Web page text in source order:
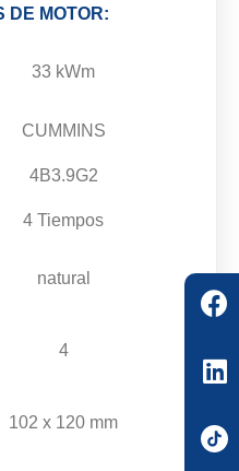
DE MOTOR:
33 kWm
CUMMINS
4B3.9G2
4 Tiempos
natural
4
102 x 120 mm